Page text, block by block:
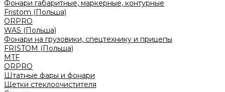
Фонари габаритные, маркерные, контурные
Fristom (Польша)
ORPRO
WAS (Польша)
Фонари на грузовики, спецтехнику и прицепы
FRISTOM (Польша)
MTF
ORPRO
Штатные фары и фонари
Щетки стеклоочистителя